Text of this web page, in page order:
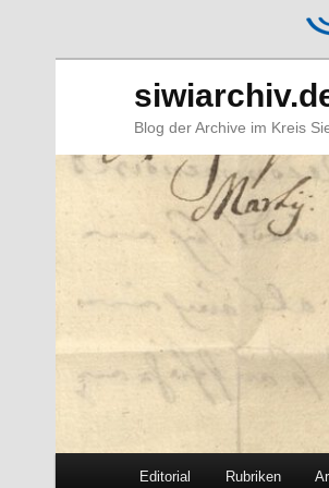
Blog der Archive im Kreis
Zum
Zum
Editorial Rubriken